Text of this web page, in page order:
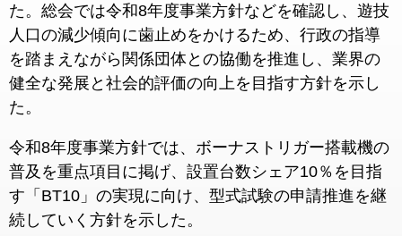
た。総会では令和8年度事業方針などを確認し、遊技
人口の減少傾向に歯止めをかけるため、行政の指導
を踏まえながら関係団体との協働を推進し、業界の
健全な発展と社会的評価の向上を目指す方針を示し
た。
令和8年度事業方針では、ボーナストリガー搭載機の
普及を重点項目に掲げ、設置台数シェア10％を目指
す「BT10」の実現に向け、型式試験の申請推進を継
続していく方針を示した。